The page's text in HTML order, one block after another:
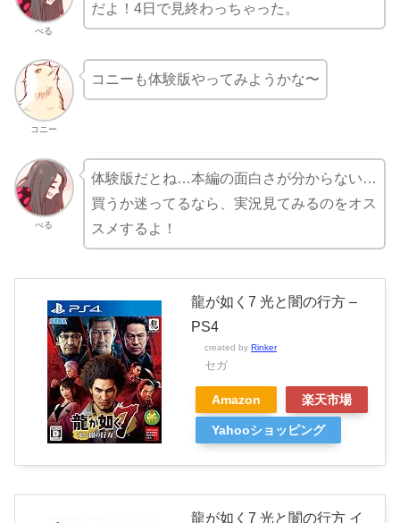
べる
だよ！4日で見終わっちゃった。
コニー
コニーも体験版やってみようかな〜
べる
体験版だとね…本編の面白さが分からない…
買うか迷ってるなら、実況見てみるのをオス
スメするよ！
龍が如く7 光と闇の行方 –
PS4
created by Rinker
セガ
Amazon 楽天市場
Yahooショッピング
龍が如く7 光と闇の行方 イ